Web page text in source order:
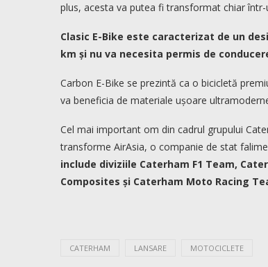
plus, acesta va putea fi transformat chiar
Clasic E-Bike este caracterizat de un
km și nu va necesita permis de
Carbon E-Bike se prezintă ca o bicicletă
va beneficia de materiale ușoare
Cel mai important om din cadrul grupului
transforme AirAsia, o companie de stat
include diviziile Caterham F1 Team,
Composites și Caterham Moto Racing
CATERHAM LANSARE MOTOCICLETE